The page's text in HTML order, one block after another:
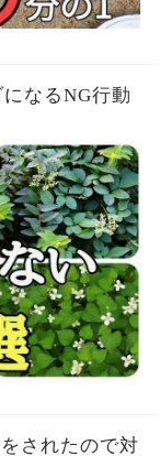
なるNG行動
されたので対